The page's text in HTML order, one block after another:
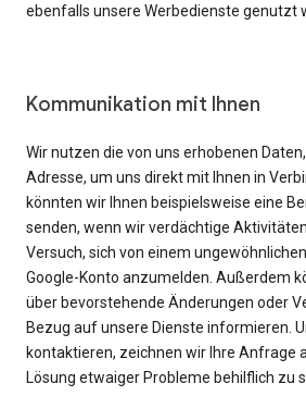
ebenfalls unsere Werbedienste genutzt
Kommunikation mit Ihnen
Wir nutzen die von uns erhobenen
Adresse, um uns direkt mit Ihnen in
könnten wir Ihnen beispielsweise eine
senden, wenn wir verdächtige
Versuch, sich von einem
Google-Konto anzumelden. Außerdem
über bevorstehende Änderungen oder
Bezug auf unsere Dienste informieren.
kontaktieren, zeichnen wir Ihre Anfrage
Lösung etwaiger Probleme behilflich zu